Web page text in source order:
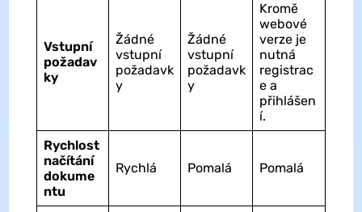
Vstupní
požadav
ky
Žádné
vstupní
požadavk
y
Žádné
vstupní
požadavk
y
Kromě
webové
verze je
nutná
registrac
e a
přihlášen
í.
Rychlost
načítání
dokume
ntu
Rychlá Pomalá Pomalá